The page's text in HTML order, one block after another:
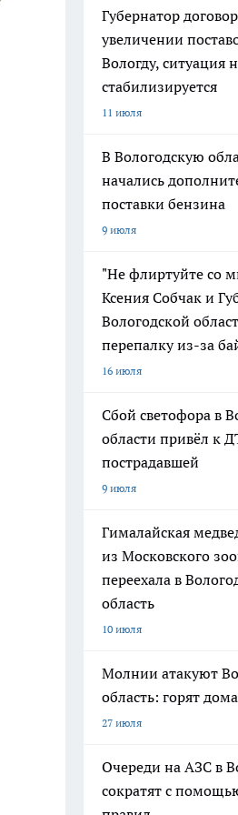
Губернатор
увеличении
Вологду, ситуация
стабилизируется
11 июля
В Вологодскую
начались
поставки бензина
9 июля
"Не флиртуйте со
Ксения Собчак и
Вологодской
перепалку из-за
16 июля
Сбой светофора в
области привёл к
пострадавшей
9 июля
Гималайская
из Московского
переехала в
область
10 июля
Молнии атакуют
область: горят
27 июля
Очереди на АЗС в
сократят с